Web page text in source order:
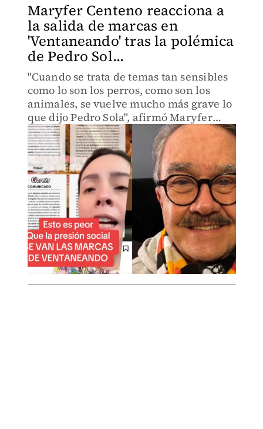
Maryfer Centeno reacciona a
la salida de marcas en
'Ventaneando' tras la polémica
de Pedro Sol...
"Cuando se trata de temas tan sensibles
como lo son los perros, como son los
animales, se vuelve mucho más grave lo
que dijo Pedro Sola", afirmó Maryfer
Centeno.